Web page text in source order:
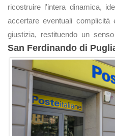
ricostruire l'intera dinamica,
accertare eventuali
giustizia, restituendo un
San Ferdinando di